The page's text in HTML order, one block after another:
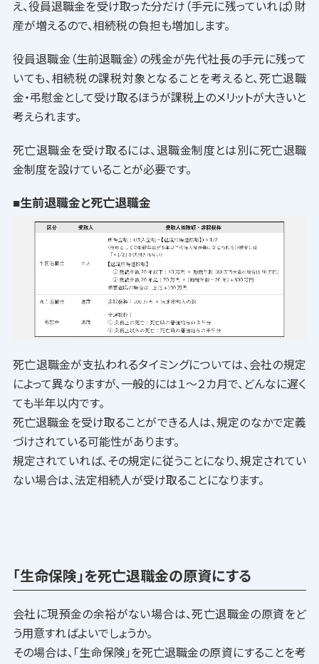
え、役員退職金を受け取った分だけ（手元に残っていれば）財
産が増えるので、相続税の負担も増加します。
役員退職金（生前退職金）の残金が先代社長の手元に残って
いても、相続税の課税対象となることを考えると、死亡退職
金・弔慰金として受け取るほうが課税上のメリットが大きいと
考えられます。
死亡退職金を受け取るには、退職金制度とは別に死亡退職
金制度を設けていることが必要です。
■生前退職金と死亡退職金
死亡退職金が支払われるタイミングについては、会社の規定
によって異なりますが、一般的には１〜２カ月で、どんなに遅く
ても半年以内です。
死亡退職金を受け取ることができる人は、規定のなかで定義
づけされている可能性があります。
規定されていれば、その規定に従うことになり、規定されてい
ない場合は、法定相続人が受け取ることになります。
「生命保険」を死亡退職金の原資にする
会社に現預金の余裕がない場合は、死亡退職金の原資をど
う用意すればよいでしょうか。
その場合は、「生命保険」を死亡退職金の原資にすることを考